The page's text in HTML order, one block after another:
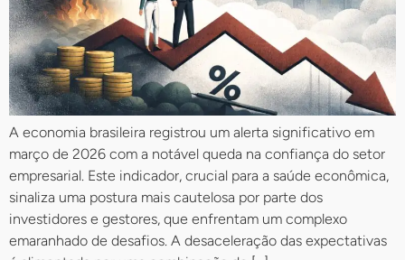
A economia brasileira registrou um alerta significativo em
março de 2026 com a notável queda na confiança do setor
empresarial. Este indicador, crucial para a saúde econômica,
sinaliza uma postura mais cautelosa por parte dos
investidores e gestores, que enfrentam um complexo
emaranhado de desafios. A desaceleração das expectativas